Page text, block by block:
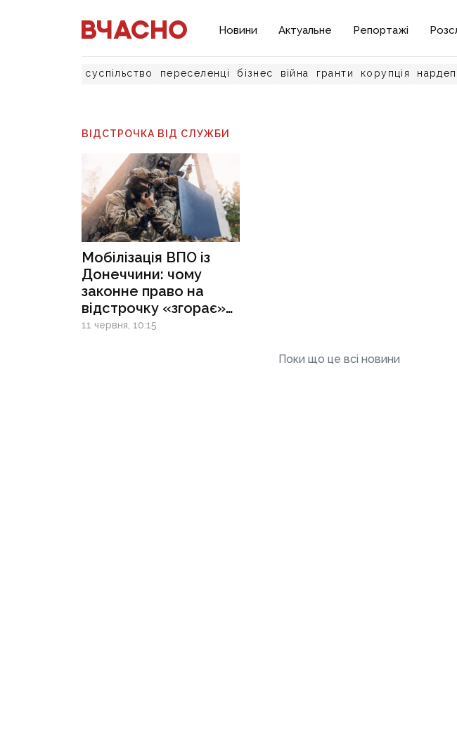
Новини Актуальне Репортажі
суспільство переселенці бізнес війна гранти корупція
ВІДСТРОЧКА ВІД СЛУЖБИ
Мобілізація ВПО із
Донеччини: чому
законне право на
відстрочку «згорає»
на вулиці, коли їх
11 червня, 10:15
Поки що це всі новини